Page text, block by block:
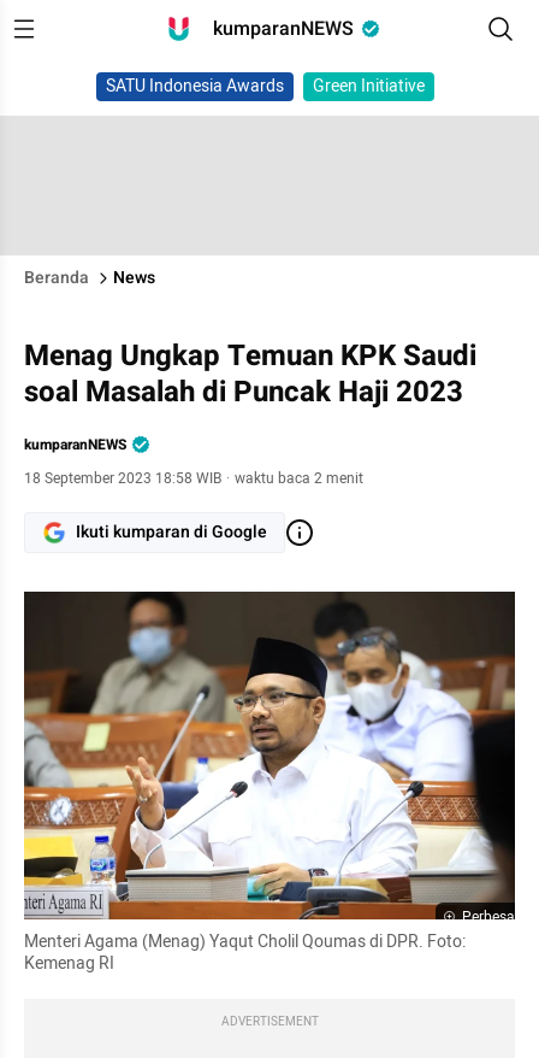
kumparanNEWS
SATU Indonesia Awards Green Initiative
Beranda News
Menag Ungkap Temuan KPK Saudi
soal Masalah di Puncak Haji 2023
kumparanNEWS
18 September 2023 18:58 WIB · waktu baca 2 menit
Ikuti kumparan di Google
Perbesar
Menteri Agama (Menag) Yaqut Cholil Qoumas di DPR. Foto:
Kemenag RI
ADVERTISEMENT